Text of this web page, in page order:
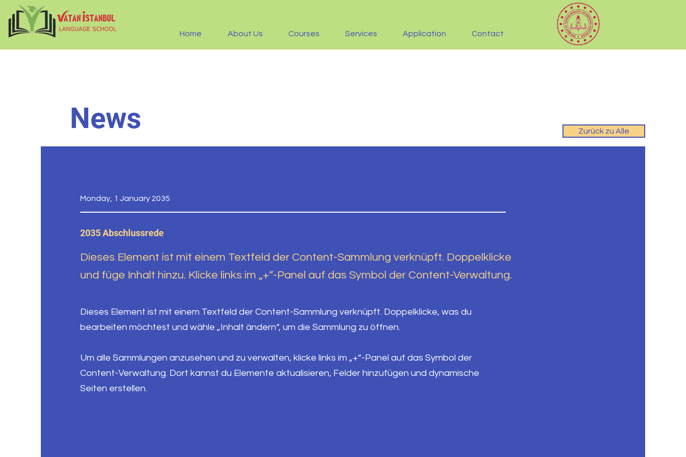
Home About Us Courses Services Application Contact
News Zurück zu Alle
Monday, 1 January 2035
2035 Abschlussrede
Dieses Element ist mit einem Textfeld der Content-Sammlung verknüpft. Doppelklicke
und füge Inhalt hinzu. Klicke links im „+“-Panel auf das Symbol der Content-Verwaltung.
Dieses Element ist mit einem Textfeld der Content-Sammlung verknüpft. Doppelklicke, was du
bearbeiten möchtest und wähle „Inhalt ändern“, um die Sammlung zu öffnen.
Um alle Sammlungen anzusehen und zu verwalten, klicke links im „+“-Panel auf das Symbol der
Content-Verwaltung. Dort kannst du Elemente aktualisieren, Felder hinzufügen und dynamische
Seiten erstellen.